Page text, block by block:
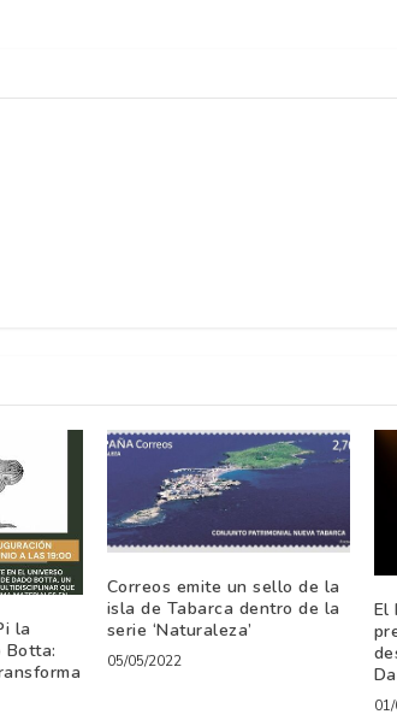
la
Botta:
Correos emite un sello de la
isla de Tabarca dentro de la
serie ‘Naturaleza’
05/05/2022
El